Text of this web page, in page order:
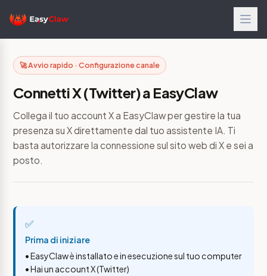
🚀 Avvio rapido · Configurazione canale
Connetti X (Twitter) a EasyClaw
Collega il tuo account X a EasyClaw per gestire la tua
presenza su X direttamente dal tuo assistente IA. Ti
basta autorizzare la connessione sul sito web di X e sei a
posto.
✅
Prima di iniziare
• EasyClaw è installato e in esecuzione sul tuo computer
• Hai un account X (Twitter)